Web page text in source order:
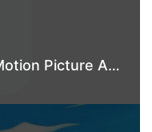
VIMAGE: Cinemagraph & Motion Picture Animation App